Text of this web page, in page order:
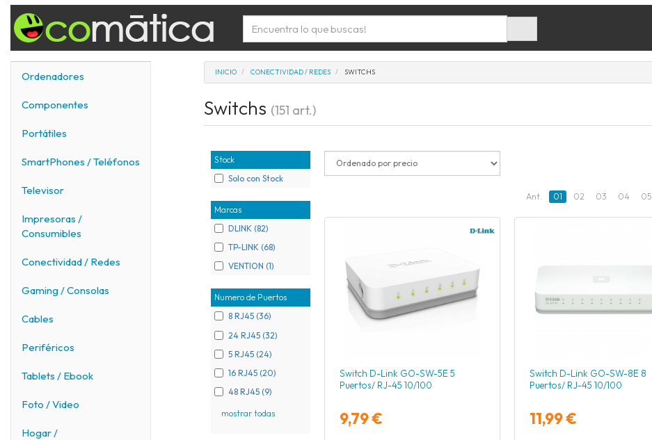
Ordenadores
Componentes
Portátiles
SmartPhones / Teléfonos
Televisor
Impresoras /
Consumibles
Conectividad / Redes
Gaming / Consolas
Cables
Periféricos
Tablets / Ebook
Foto / Video
Hogar /
INICIO CONECTIVIDAD / REDES SWITCHS
Switchs (151 art.)
Stock
Solo con Stock
Marcas
DLINK (82)
TP-LINK (68)
VENTION (1)
Numero de Puertos
8 RJ45 (36)
24 RJ45 (32)
5 RJ45 (24)
16 RJ45 (20)
48 RJ45 (9)
mostrar todas
Ant. 01 02 03 04 05
Switch D-Link GO-SW-5E 5
Puertos/ RJ-45 10/100
9,79 €
Switch D-Link GO-SW-8E 8
Puertos/ RJ-45 10/100
11,99 €